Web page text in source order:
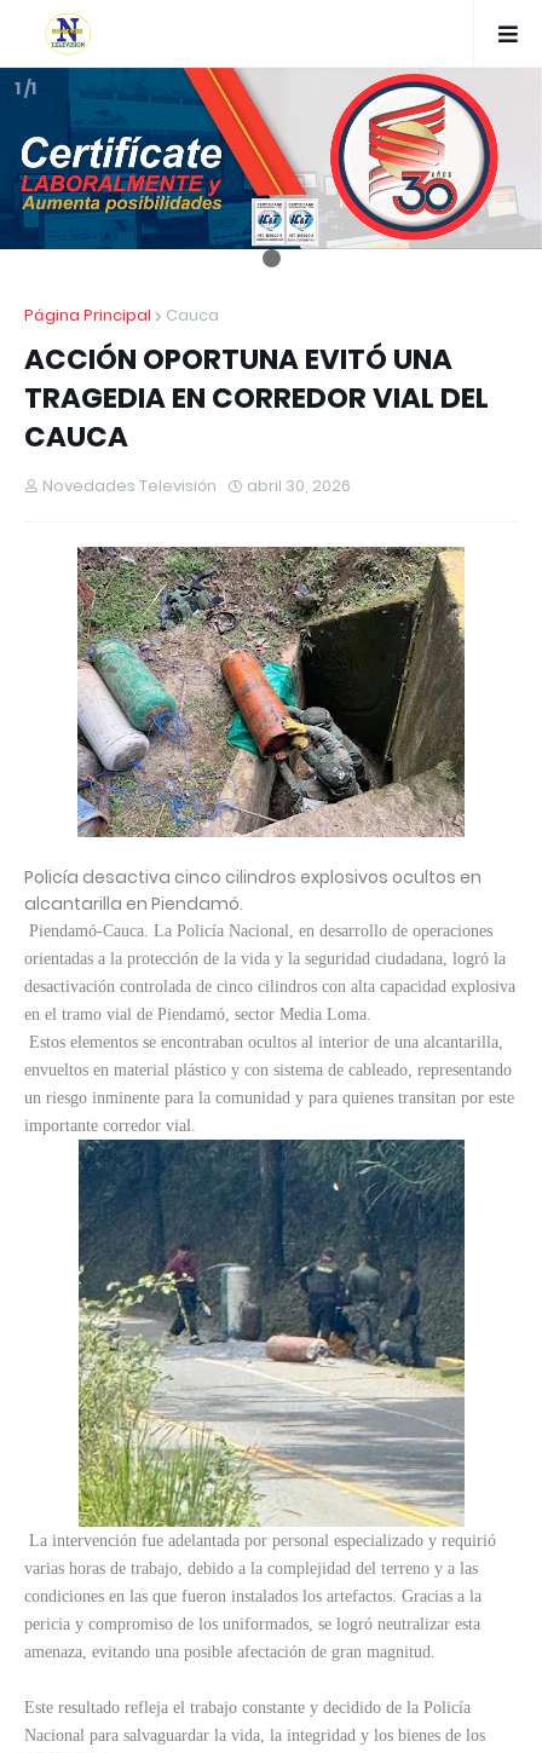
1 /1
Página Principal Cauca
ACCIÓN OPORTUNA EVITÓ UNA
TRAGEDIA EN CORREDOR VIAL DEL
CAUCA
Novedades Televisión abril 30, 2026
Policía desactiva cinco cilindros explosivos ocultos en
alcantarilla en Piendamó.
Piendamó-Cauca. La Policía Nacional, en desarrollo de operaciones
orientadas a la protección de la vida y la seguridad ciudadana, logró la
desactivación controlada de cinco cilindros con alta capacidad explosiva
en el tramo vial de Piendamó, sector Media Loma.
Estos elementos se encontraban ocultos al interior de una alcantarilla,
envueltos en material plástico y con sistema de cableado, representando
un riesgo inminente para la comunidad y para quienes transitan por este
importante corredor vial.
La intervención fue adelantada por personal especializado y requirió
varias horas de trabajo, debido a la complejidad del terreno y a las
condiciones en las que fueron instalados los artefactos. Gracias a la
pericia y compromiso de los uniformados, se logró neutralizar esta
amenaza, evitando una posible afectación de gran magnitud.
Este resultado refleja el trabajo constante y decidido de la Policía
Nacional para salvaguardar la vida, la integridad y los bienes de los